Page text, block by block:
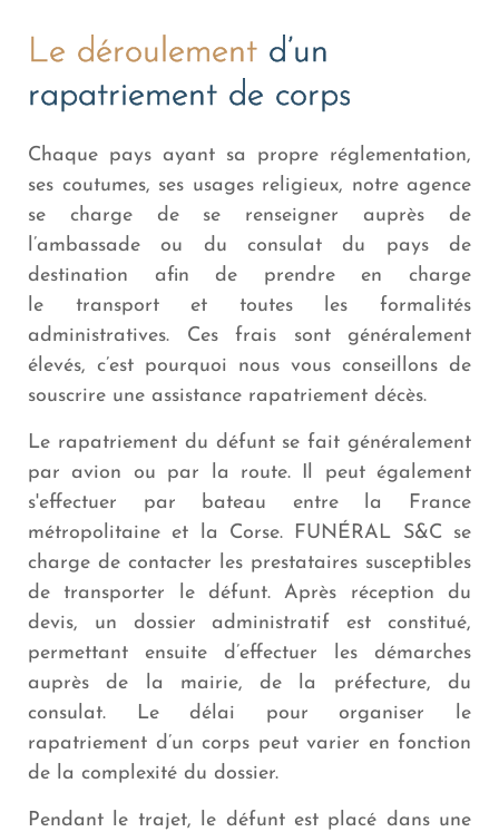
Le déroulement d’un
rapatriement de corps
Chaque pays ayant sa propre réglementation,
ses coutumes, ses usages religieux, notre agence
se charge de se renseigner auprès de
l’ambassade ou du consulat du pays de
destination afin de prendre en charge
le transport et toutes les formalités
administratives. Ces frais sont généralement
élevés, c’est pourquoi nous vous conseillons de
souscrire une assistance rapatriement décès.
Le rapatriement du défunt se fait généralement
par avion ou par la route. Il peut également
s'effectuer par bateau entre la France
métropolitaine et la Corse. FUNÉRAL S&C se
charge de contacter les prestataires susceptibles
de transporter le défunt. Après réception du
devis, un dossier administratif est constitué,
permettant ensuite d’effectuer les démarches
auprès de la mairie, de la préfecture, du
consulat. Le délai pour organiser le
rapatriement d’un corps peut varier en fonction
de la complexité du dossier.
Pendant le trajet, le défunt est placé dans une